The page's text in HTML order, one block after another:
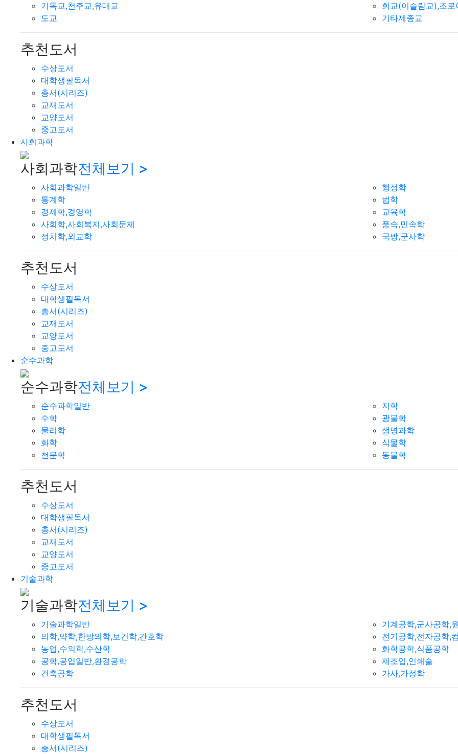
기독교,천주교,유대교
도교
회교(이슬람교),조로
기타제종교
추천도서
수상도서
대학생필독서
총서(시리즈)
교재도서
교양도서
중고도서
사회과학
사회과학전체보기 >
사회과학일반
통계학
경제학,경영학
사회학,사회복지,사회문제
정치학,외교학
행정학
법학
교육학
풍속,민속학
국방,군사학
추천도서
수상도서
대학생필독서
총서(시리즈)
교재도서
교양도서
중고도서
순수과학
순수과학전체보기 >
순수과학일반
수학
물리학
화학
천문학
지학
광물학
생명과학
식물학
동물학
추천도서
수상도서
대학생필독서
총서(시리즈)
교재도서
교양도서
중고도서
기술과학
기술과학전체보기 >
기술과학일반
의학,약학,한방의학,보건학,간호학
농업,수의학,수산학
공학,공업일반,환경공학
건축공학
기계공학,군사공학,
전기공학,전자공학,
화학공학,식품공학
제조업,인쇄술
가사,가정학
추천도서
수상도서
대학생필독서
총서(시리즈)